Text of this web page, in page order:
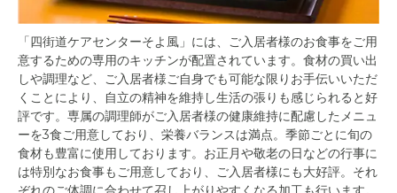
「四街道ケアセンターそよ風」には、ご入居者様のお食事をご用
意するための専用のキッチンが配置されています。食材の買い出
しや調理など、ご入居者様ご自身でも可能な限りお手伝いいただ
くことにより、自立の精神を維持し生活の張りも感じられると好
評です。専属の調理師がご入居者様の健康維持に配慮したメニュ
ーを3食ご用意しており、栄養バランスは満点。季節ごとに旬の
食材も豊富に使用しております。お正月や敬老の日などの行事に
は特別なお食事もご用意しており、ご入居者様にも大好評。それ